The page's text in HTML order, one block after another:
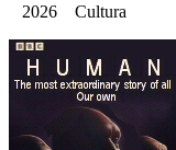
2026 Cultura